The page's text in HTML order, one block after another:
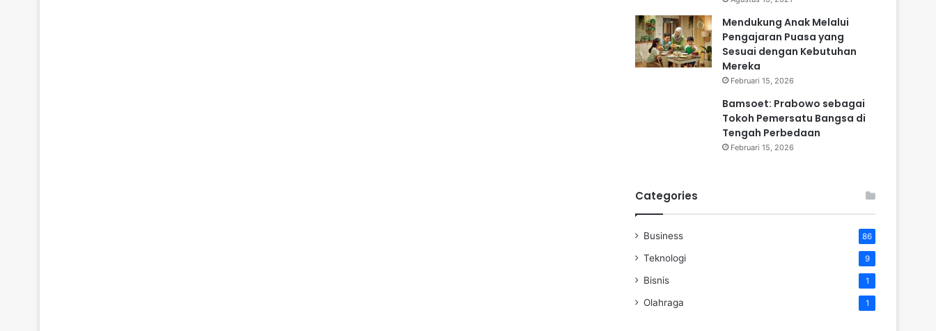
Mendukung Anak Melalui
Pengajaran Puasa yang
Sesuai dengan Kebutuhan
Mereka
Februari 15, 2026
Bamsoet: Prabowo sebagai
Tokoh Pemersatu Bangsa di
Tengah Perbedaan
Februari 15, 2026
Categories
Business 86
Teknologi 9
Bisnis 1
Olahraga 1